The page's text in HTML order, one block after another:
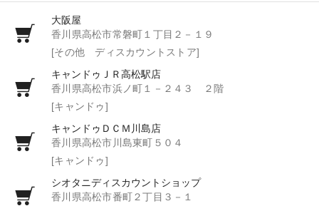
大阪屋
香川県高松市常磐町１丁目２－１９
[その他 ディスカウントストア]
キャンドゥＪＲ高松駅店
香川県高松市浜ノ町１－２４３ ２階
[キャンドゥ]
キャンドゥＤＣＭ川島店
香川県高松市川島東町５０４
[キャンドゥ]
シオタニディスカウントショップ
香川県高松市番町２丁目３－１